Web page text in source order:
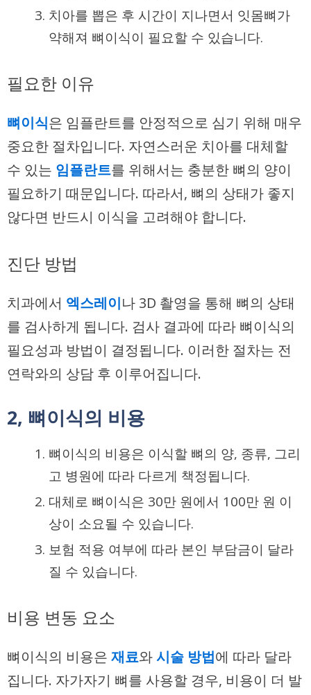
치아를 뽑은 후 시간이 지나면서 잇몸뼈가
약해져 뼈이식이 필요할 수 있습니다.
필요한 이유
뼈이식은 임플란트를 안정적으로 심기 위해 매우
중요한 절차입니다. 자연스러운 치아를 대체할
수 있는 임플란트를 위해서는 충분한 뼈의 양이
필요하기 때문입니다. 따라서, 뼈의 상태가 좋지
않다면 반드시 이식을 고려해야 합니다.
진단 방법
치과에서 엑스레이나 3D 촬영을 통해 뼈의 상태
를 검사하게 됩니다. 검사 결과에 따라 뼈이식의
필요성과 방법이 결정됩니다. 이러한 절차는 전
연락와의 상담 후 이루어집니다.
2, 뼈이식의 비용
뼈이식의 비용은 이식할 뼈의 양, 종류, 그리
고 병원에 따라 다르게 책정됩니다.
대체로 뼈이식은 30만 원에서 100만 원 이
상이 소요될 수 있습니다.
보험 적용 여부에 따라 본인 부담금이 달라
질 수 있습니다.
비용 변동 요소
뼈이식의 비용은 재료와시술 방법에 따라 달라
집니다. 자가자기 뼈를 사용할 경우, 비용이 더 발